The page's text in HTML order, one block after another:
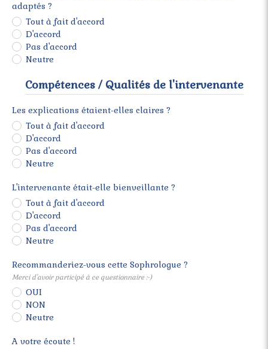
adaptés ?
Tout à fait d'accord
D'accord
Pas d'accord
Neutre
Compétences / Qualités de l'intervenante
Les explications étaient-elles claires ?
Tout à fait d'accord
D'accord
Pas d'accord
Neutre
L'intervenante était-elle bienveillante ?
Tout à fait d'accord
D'accord
Pas d'accord
Neutre
Recommanderiez-vous cette Sophrologue ?
Merci d'avoir participé à ce questionnaire :-)
OUI
NON
Neutre
A votre écoute !